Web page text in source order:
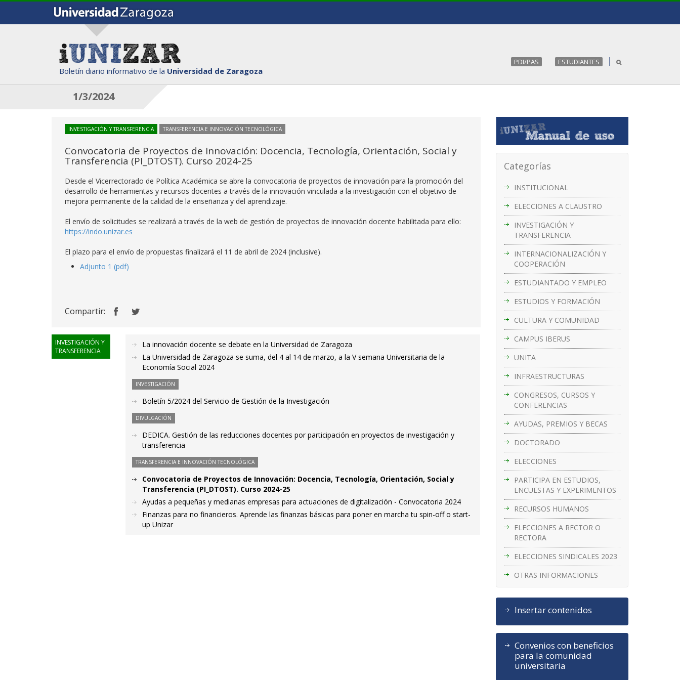
Boletín diario informativo de la Universidad de Zaragoza
PDI/PAS ESTUDIANTES
1/3/2024
Categorías
INSTITUCIONAL
ELECCIONES A CLAUSTRO
INVESTIGACIÓN Y
TRANSFERENCIA
INTERNACIONALIZACIÓN Y
COOPERACIÓN
ESTUDIANTADO Y EMPLEO
ESTUDIOS Y FORMACIÓN
CULTURA Y COMUNIDAD
CAMPUS IBERUS
UNITA
INFRAESTRUCTURAS
CONGRESOS, CURSOS Y
CONFERENCIAS
AYUDAS, PREMIOS Y BECAS
DOCTORADO
ELECCIONES
PARTICIPA EN ESTUDIOS,
ENCUESTAS Y EXPERIMENTOS
RECURSOS HUMANOS
ELECCIONES A RECTOR O
RECTORA
ELECCIONES SINDICALES 2023
OTRAS INFORMACIONES
Insertar contenidos
Convenios con beneficios
para la comunidad
universitaria
INVESTIGACIÓN Y TRANSFERENCIA TRANSFERENCIA E INNOVACIÓN TECNOLÓGICA
Convocatoria de Proyectos de Innovación: Docencia, Tecnología, Orientación, Social y
Transferencia (PI_DTOST). Curso 2024-25
Desde el Vicerrectorado de Política Académica se abre la convocatoria de proyectos de innovación para la promoción del
desarrollo de herramientas y recursos docentes a través de la innovación vinculada a la investigación con el objetivo de
mejora permanente de la calidad de la enseñanza y del aprendizaje.
El envío de solicitudes se realizará a través de la web de gestión de proyectos de innovación docente habilitada para ello:
https://indo.unizar.es
El plazo para el envío de propuestas finalizará el 11 de abril de 2024 (inclusive).
Adjunto 1 (pdf)
Compartir:
INVESTIGACIÓN Y
TRANSFERENCIA
La innovación docente se debate en la Universidad de Zaragoza
La Universidad de Zaragoza se suma, del 4 al 14 de marzo, a la V semana Universitaria de la
Economía Social 2024
INVESTIGACIÓN
Boletín 5/2024 del Servicio de Gestión de la Investigación
DIVULGACIÓN
DEDICA. Gestión de las reducciones docentes por participación en proyectos de investigación y
transferencia
TRANSFERENCIA E INNOVACIÓN TECNOLÓGICA
Convocatoria de Proyectos de Innovación: Docencia, Tecnología, Orientación, Social y
Transferencia (PI_DTOST). Curso 2024-25
Ayudas a pequeñas y medianas empresas para actuaciones de digitalización - Convocatoria 2024
Finanzas para no financieros. Aprende las finanzas básicas para poner en marcha tu spin-off o start-
up Unizar